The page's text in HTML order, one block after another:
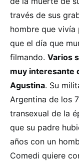
través de sus
hombre que vivía
que el día que
filmando. Varios
muy interesante
Agustina. Su
Argentina de los
transexual de la
que su padre
años con un
Comedi quiere